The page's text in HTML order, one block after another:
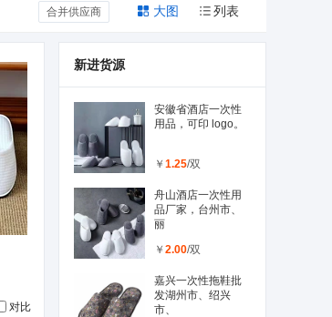
合并供应商 列表
大图
对比
新进货源
安徽省酒店一次性
用品，可印 logo。
￥ 1.25/双
舟山酒店一次性用
品厂家，台州市、
丽
￥ 2.00/双
嘉兴一次性拖鞋批
发湖州市、绍兴
市、